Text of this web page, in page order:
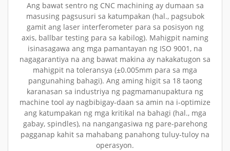
Ang bawat sentro ng CNC machining ay dumaan sa
masusing pagsusuri sa katumpakan (hal., pagsubok
gamit ang laser interferometer para sa posisyon ng
axis, ballbar testing para sa kabilog). Mahigpit naming
isinasagawa ang mga pamantayan ng ISO 9001, na
nagagarantiya na ang bawat makina ay nakakatugon sa
mahigpit na toleransya (±0.005mm para sa mga
pangunahing bahagi). Ang aming higit sa 18 taong
karanasan sa industriya ng pagmamanupaktura ng
machine tool ay nagbibigay-daan sa amin na i-optimize
ang katumpakan ng mga kritikal na bahagi (hal., mga
gabay, spindles), na nangangasiwa ng pare-parehong
pagganap kahit sa mahabang panahong tuluy-tuloy na
operasyon.